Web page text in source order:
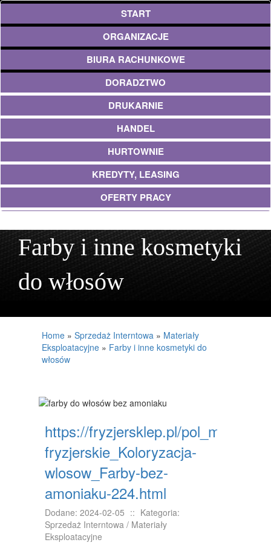
START
ORGANIZACJE
BIURA RACHUNKOWE
DORADZTWO
DRUKARNIE
HANDEL
HURTOWNIE
KREDYTY, LEASING
OFERTY PRACY
EKOLOGIA
ARCHITEKTURA
PROJEKTOWANIE
MATERIAŁY BUDOWLANE
NIERUCHOMOŚCI, DZIAŁKI
DOMY, MIESZKANIA
UMIEJĘTNOŚCI
PLACÓWKI EDUKACYJNE
KURSY JĘZYKOWE
KONFERENCJE, SALE SZKOLENIOWE
KURSY I SZKOLENIA
Farby i inne kosmetyki
do włosów
Home » Sprzedaż Interntowa » Materiały
Eksploatacyjne » Farby i inne kosmetyki do
włosów
https://fryzjersklep.pl/
fryzjerskie_Koloryzacja-
wlosow_Farby-bez-
amoniaku-224.html
Dodane: 2024-02-05 :: Kategoria:
Sprzedaż Interntowa / Materiały
Eksploatacyjne